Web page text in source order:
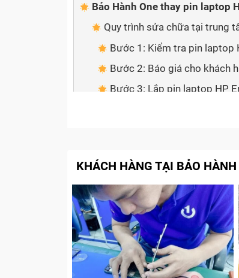
Bảo Hành One thay pin laptop
Quy trình sửa chữa tại trung
Bước 1: Kiểm tra pin laptop
Bước 2: Báo giá cho khách
Bước 3: Lắp pin laptop HP
Bước 4: Dán Tem bảo hành
Dấu hiệu nhận biết pin
Bất kỳ sản phẩm nào cũng sẽ có
nên việc pin laptop HP Envy 14-U
đi thay pin cho laptop:
Phần trăm pin sụt nhanh chóng
KHÁCH HÀNG TẠI BẢO HÀNH